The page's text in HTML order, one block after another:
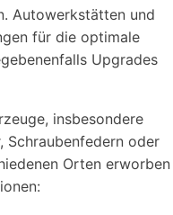
Autowerkstätten und
für die optimale
Upgrades
insbesondere
Schraubenfedern oder
Orten erworben